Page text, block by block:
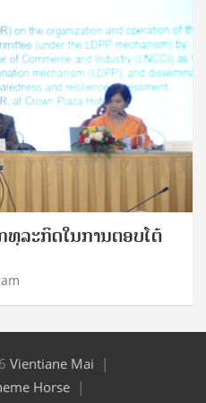
ທຸລະກິດໃນການຕອບໂຕ້
Vientiane Mai
Horse